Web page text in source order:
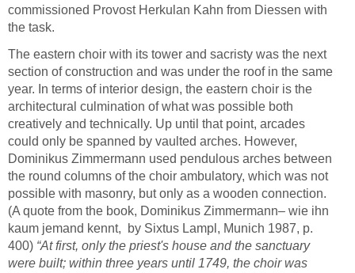
commissioned Provost Herkulan Kahn from Diessen with
the task.
The eastern choir with its tower and sacristy was the next
section of construction and was under the roof in the same
year. In terms of interior design, the eastern choir is the
architectural culmination of what was possible both
creatively and technically. Up until that point, arcades
could only be spanned by vaulted arches. However,
Dominikus Zimmermann used pendulous arches between
the round columns of the choir ambulatory, which was not
possible with masonry, but only as a wooden connection.
(A quote from the book, Dominikus Zimmermann– wie ihn
kaum jemand kennt, by Sixtus Lampl, Munich 1987, p.
400) “At first, only the priest's house and the sanctuary
were built; within three years until 1749, the choir was